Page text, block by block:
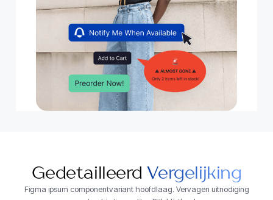
Gedetailleerd Vergelijking
Figma ipsum componentvariant hoofdlaag. Vervagen uitnodiging